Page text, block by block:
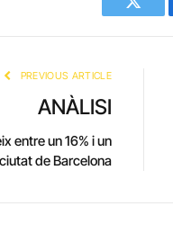
PREVIOUS ARTICLE
ANÀLISI
entre un 16% i un
de Barcelona